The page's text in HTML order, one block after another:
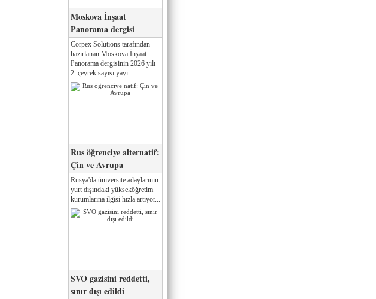
Moskova İnşaat
Panorama dergisi
Corpex Solutions tarafından
hazırlanan Moskova İnşaat
Panorama dergisinin 2026 yılı
2. çeyrek sayısı yayı...
Rus öğrenciye alternatif:
Çin ve Avrupa
Rusya'da üniversite adaylarının
yurt dışındaki yükseköğretim
kurumlarına ilgisi hızla artıyor...
SVO gazisini reddetti,
sınır dışı edildi